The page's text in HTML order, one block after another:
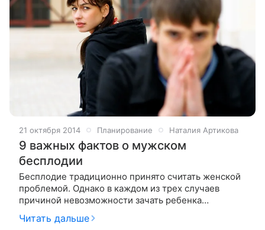
21 октября 2014 Планирование Наталия Артикова
9 важных фактов о мужском
бесплодии
Бесплодие традиционно принято считать женской
проблемой. Однако в каждом из трех случаев
причиной невозможности зачать ребенка
из самых трудных проблем, с которой
Читать дальше